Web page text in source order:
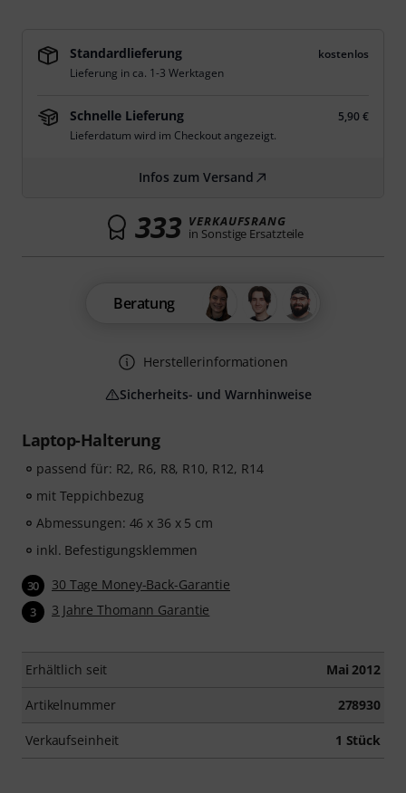
Laptop-Halterung
passend für: R2, R6, R8, R10, R12, R14
mit Teppichbezug
Abmessungen: 46 x 36 x 5 cm
inkl. Befestigungsklemmen
30 30 Tage Money-Back-Garantie
3 3 Jahre Thomann Garantie
Erhältlich seit Mai 2012
Artikelnummer 278930
Verkaufseinheit 1 Stück
Standardlieferung
kostenlos
Lieferung in ca. 1-3 Werktagen
Schnelle Lieferung
5,90 €
Lieferdatum wird im Checkout angezeigt.
Infos zum Versand
333 VERKAUFSRANG
in Sonstige Ersatzteile
Beratung
Herstellerinformationen
Sicherheits- und Warnhinweise